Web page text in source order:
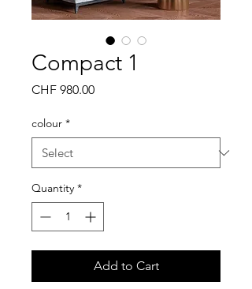
Compact 1
CHF 980.00Price
colour *
Quantity *
Add to Cart